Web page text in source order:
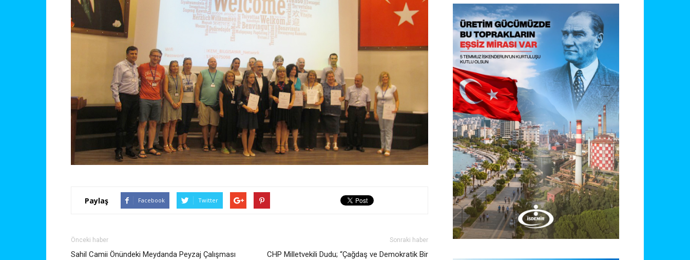
Paylaş Facebook Twitter
Önceki haber
Sahil Camii Önündeki Meydanda Peyzaj Çalışması
Sonraki haber
CHP Milletvekili Dudu; “Çağdaş ve Demokratik Bir